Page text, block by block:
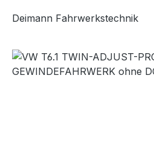
Deimann Fahrwerkstechnik
Bildergalerie überspringen